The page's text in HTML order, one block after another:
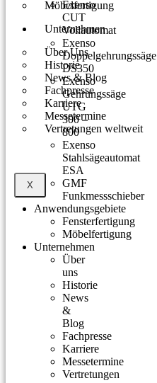
Möbelfertigung
Unternehmen
Über Uns
Historie
News & Blog
Fachpresse
Karriere
Messetermine
Vertretungen weltweit
X
Exenso
CUT
Vollautomat
Exenso
Doppelgehrungssäge
DS350
Exenso
Gehrungssäge
UTG
300 –
800
Exenso
Stahlsägeautomat
ESA
GMF
Funkmessschieber
Anwendungsgebiete
Fensterfertigung
Möbelfertigung
Unternehmen
Über
uns
Historie
News
&
Blog
Fachpresse
Karriere
Messetermine
Vertretungen